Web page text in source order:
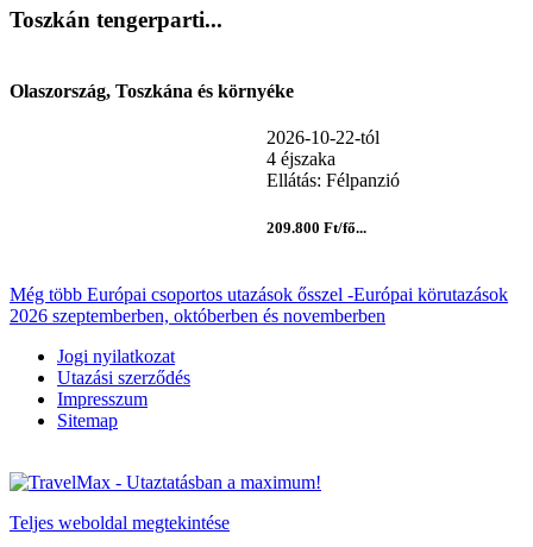
Toszkán tengerparti...
Olaszország, Toszkána és környéke
2026-10-22-tól
4 éjszaka
Ellátás: Félpanzió
209.800 Ft/fő...
Még több Európai csoportos utazások ősszel -Európai körutazások
2026 szeptemberben, októberben és novemberben
Jogi nyilatkozat
Utazási szerződés
Impresszum
Sitemap
Teljes weboldal megtekintése